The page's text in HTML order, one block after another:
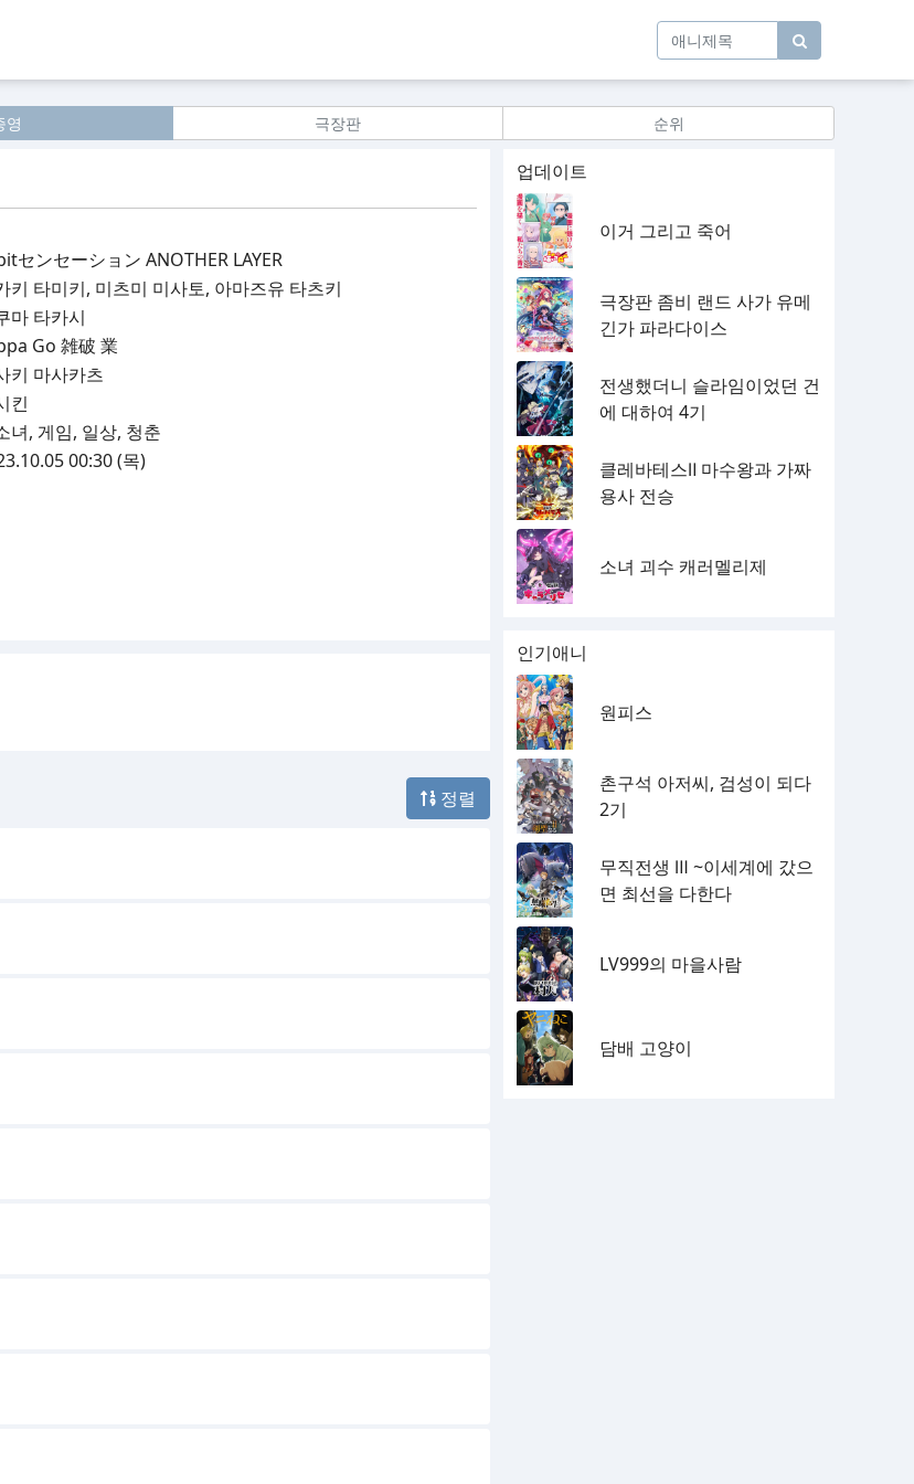
영 극장판 순위
センセーション ANOTHER LAYER
키 타미키, 미츠미 미사토, 아마즈유 타츠키
마 타카시
Go 雑破 業
키 마사카츠
킨
녀, 게임, 일상, 청춘
00:30 (목)
정렬
업데이트
이거 그리고 죽어
극장판 좀비 랜드 사가 유메
긴가 파라다이스
전생했더니 슬라임이었던 건
에 대하여 4기
클레바테스Ⅱ 마수왕과 가짜
용사 전승
소녀 괴수 캐러멜리제
인기애니
원피스
촌구석 아저씨, 검성이 되다
2기
무직전생 Ⅲ ~이세계에 갔으
면 최선을 다한다
LV999의 마을사람
담배 고양이